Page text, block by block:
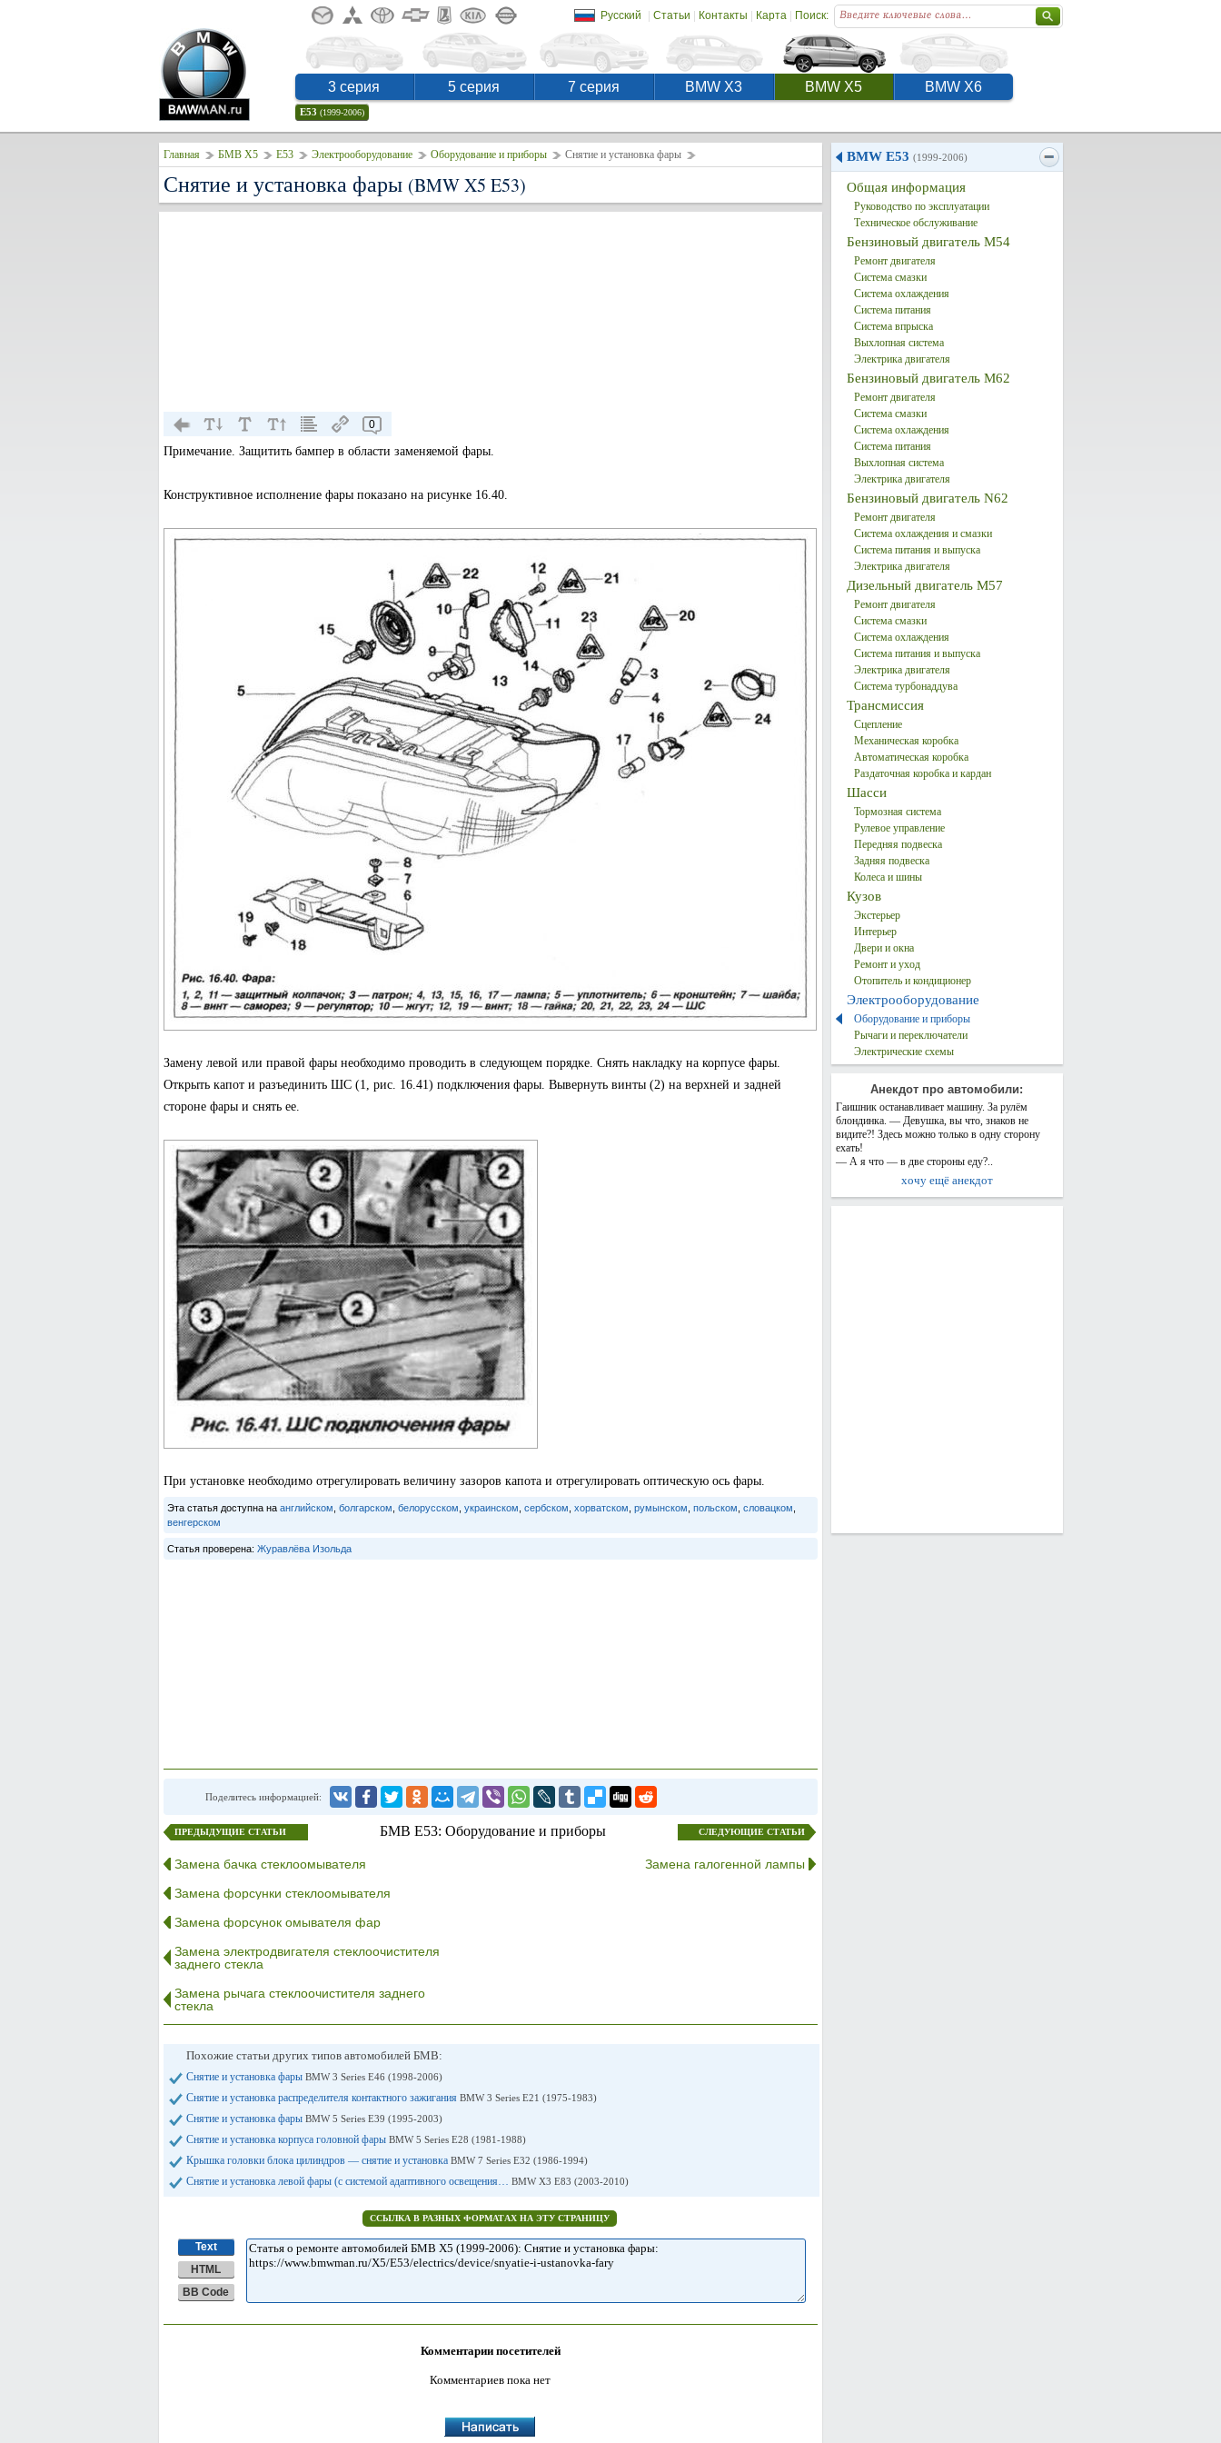
Русский | Статьи | Контакты | Карта| Поиск:
3 серия 5 серия 7 серия BMW X3 BMW X5 BMW X6
E53 (1999-2006)
Главная БМВ Х5 E53 Электрооборудование Оборудование и приборы Снятие и установка фары
Снятие и установка фары (BMW X5 E53)
0
Примечание. Защитить бампер в области заменяемой фары.
Конструктивное исполнение фары показано на рисунке 16.40.
Замену левой или правой фары необходимо проводить в следующем порядке. Снять накладку на корпусе фары.
Открыть капот и разъединить ШС (1, рис. 16.41) подключения фары. Вывернуть винты (2) на верхней и задней
стороне фары и снять ее.
При установке необходимо отрегулировать величину зазоров капота и отрегулировать оптическую ось фары.
Эта статья доступна на английском болгарском белорусском украинском сербском хорватском румынском польском словацком
венгерском
Статья проверена: Журавлёва Изольда
Поделитесь информацией:
ПРЕДЫДУЩИЕ СТАТЬИ БМВ E53: Оборудование и приборы СЛЕДУЮЩИЕ СТАТЬИ
Замена бачка стеклоомывателя
Замена форсунки стеклоомывателя
Замена форсунок омывателя фар
Замена электродвигателя стеклоочистителя
заднего стекла
Замена рычага стеклоочистителя заднего
стекла
Замена галогенной лампы
Похожие статьи других типов автомобилей БМВ:
Снятие и установка фары BMW 3 Series E46 (1998-2006)
Снятие и установка распределителя контактного зажигания BMW 3 Series E21 (1975-1983)
Снятие и установка фары BMW 5 Series E39 (1995-2003)
Снятие и установка корпуса головной фары BMW 5 Series E28 (1981-1988)
Крышка головки блока цилиндров — снятие и установка BMW 7 Series E32 (1986-1994)
Снятие и установка левой фары (с системой адаптивного освещения… BMW X3 E83 (2003-2010)
ССЫЛКА В РАЗНЫХ ФОРМАТАХ НА ЭТУ СТРАНИЦУ
Text
HTML
BB Code
Комментарии посетителей
Комментариев пока нет
BMW E53 (1999-2006)
Общая информация
Руководство по эксплуатации
Техническое обслуживание
Бензиновый двигатель M54
Ремонт двигателя
Система смазки
Система охлаждения
Система питания
Система впрыска
Выхлопная система
Электрика двигателя
Бензиновый двигатель M62
Ремонт двигателя
Система смазки
Система охлаждения
Система питания
Выхлопная система
Электрика двигателя
Бензиновый двигатель N62
Ремонт двигателя
Система охлаждения и смазки
Система питания и выпуска
Электрика двигателя
Дизельный двигатель М57
Ремонт двигателя
Система смазки
Система охлаждения
Система питания и выпуска
Электрика двигателя
Система турбонаддува
Трансмиссия
Сцепление
Механическая коробка
Автоматическая коробка
Раздаточная коробка и кардан
Шасси
Тормозная система
Рулевое управление
Передняя подвеска
Задняя подвеска
Колеса и шины
Кузов
Экстерьер
Интерьер
Двери и окна
Ремонт и уход
Отопитель и кондиционер
Электрооборудование
Оборудование и приборы
Рычаги и переключатели
Электрические схемы
Анекдот про автомобили:
Гаишник останавливает машину. За рулём
блондинка. — Девушка, вы что, знаков не
видите?! Здесь можно только в одну сторону
ехать!
— А я что — в две стороны еду?..
хочу ещё анекдот